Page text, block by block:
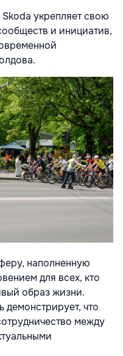
укрепляет свою
и инициатив,
наполненную
для всех, кто
образ жизни.
что
между